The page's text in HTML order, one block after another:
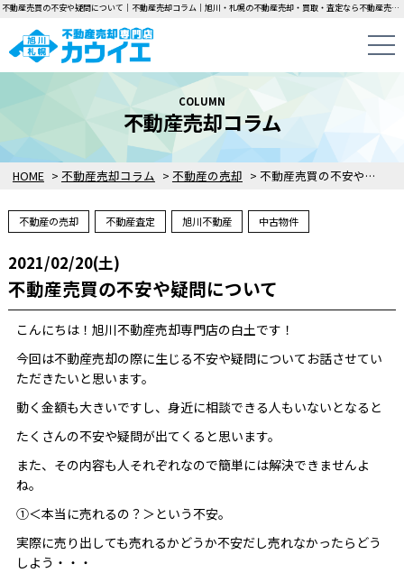
不動産売買の不安や疑問について｜不動産売却コラム｜旭川・札幌の不動産売却・買取・査定なら不動産売却専門店カウイエにお任せください！中古一戸建て・マンション・土地の即日無料査定・即金買取を行っています！
HOME > 不動産売却コラム > 不動産の売却 > 不動産売買の不安や疑問について
COLUMN
不動産売却コラム
不動産の売却 不動産査定 旭川不動産 中古物件
2021/02/20(土)
不動産売買の不安や疑問について
こんにちは！旭川不動産売却専門店の白土です！
今回は不動産売却の際に生じる不安や疑問についてお話させてい
ただきたいと思います。
動く金額も大きいですし、身近に相談できる人もいないとなると
たくさんの不安や疑問が出てくると思います。
また、その内容も人それぞれなので簡単には解決できませんよ
ね。
①＜本当に売れるの？＞という不安。
実際に売り出しても売れるかどうか不安だし売れなかったらどう
しよう・・・